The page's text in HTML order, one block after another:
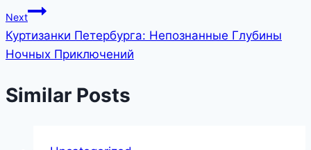
Next
Куртизанки Петербурга: Непознанные Глубины
Ночных Приключений
Similar Posts